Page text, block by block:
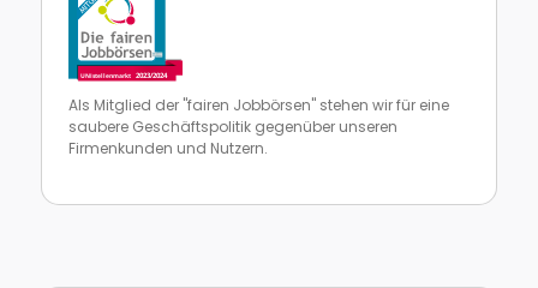
Als Mitglied der "fairen Jobbörsen" stehen wir für eine
saubere Geschäftspolitik gegenüber unseren
Firmenkunden und Nutzern.